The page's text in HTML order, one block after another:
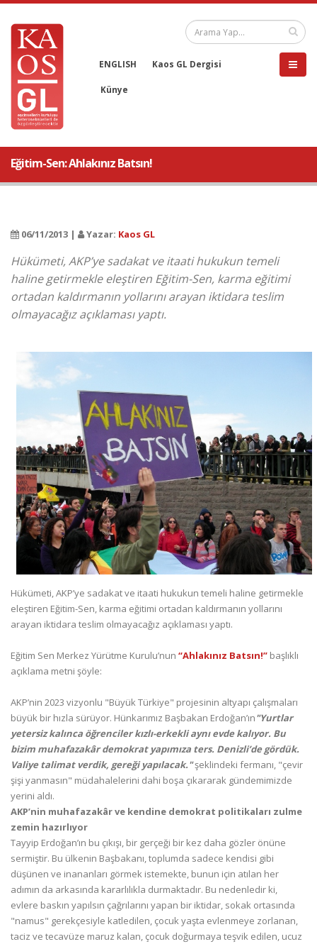
ENGLISH Kaos GL Dergisi
Künye
Eğitim-Sen: Ahlakınız Batsın!
06/11/2013 | Yazar: Kaos GL
Hükümeti, AKP’ye sadakat ve itaati hukukun temeli
haline getirmekle eleştiren Eğitim-Sen, karma eğitimi
ortadan kaldırmanın yollarını arayan iktidara teslim
olmayacağız açıklaması yaptı.
Hükümeti, AKP’ye sadakat ve itaati hukukun temeli haline getirmekle
eleştiren Eğitim-Sen, karma eğitimi ortadan kaldırmanın yollarını
arayan iktidara teslim olmayacağız açıklaması yaptı.
Eğitim Sen Merkez Yürütme Kurulu’nun “Ahlakınız Batsın!” başlıklı
açıklama metni şöyle:
AKP’nin 2023 vizyonlu "Büyük Türkiye" projesinin altyapı çalışmaları
büyük bir hızla sürüyor. Hünkarımız Başbakan Erdoğan’ın"Yurtlar
yetersiz kalınca öğrenciler kızlı-erkekli aynı evde kalıyor. Bu
bizim muhafazakâr demokrat yapımıza ters. Denizli’de gördük.
Valiye talimat verdik, gereği yapılacak."şeklindeki fermanı, "çevir
şişi yanmasın" müdahalelerini dahi boşa çıkararak gündemimizde
yerini aldı.
AKP’nin muhafazakâr ve kendine demokrat politikaları zulme
zemin hazırlıyor
Tayyip Erdoğan’ın bu çıkışı, bir gerçeği bir kez daha gözler önüne
sermiştir. Bu ülkenin Başbakanı, toplumda sadece kendisi gibi
düşünen ve inananları görmek istemekte, bunun için atılan her
adımın da arkasında kararlılıkla durmaktadır. Bu nedenledir ki,
evlere baskın yapılsın çağrılarını yapan bir iktidar, sokak ortasında
"namus" gerekçesiyle katledilen, çocuk yaşta evlenmeye zorlanan,
taciz ve tecavüze maruz kalan, çocuk doğurmaya teşvik edilen, ucuz